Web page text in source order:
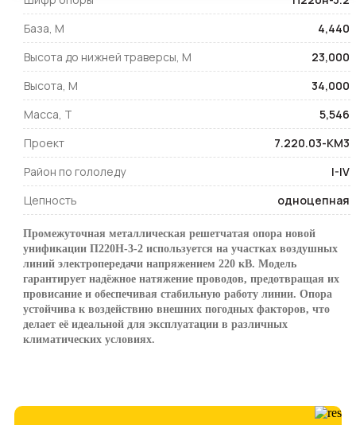
База, М
4,440
Высота до нижней траверсы, М
23,000
Высота, М
34,000
Масса, Т
5,546
Проект
7.220.03-КМ3
Район по гололеду
I-IV
Цепность
одноцепная
Промежуточная металлическая решетчатая опора новой
унификации П220Н-3-2 используется на участках воздушных
линий электропередачи напряжением 220 кВ. Модель
гарантирует надёжное натяжение проводов, предотвращая их
провисание и обеспечивая стабильную работу линии. Опора
устойчива к воздействию внешних погодных факторов, что
делает её идеальной для эксплуатации в различных
климатических условиях.